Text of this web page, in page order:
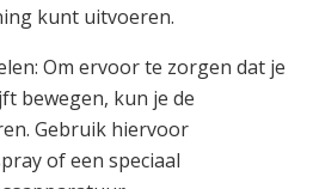
kunt uitvoeren.
Om ervoor te zorgen dat je
bewegen, kun je de
Gebruik hiervoor
of een speciaal